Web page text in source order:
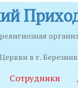
в г.
Сотрудники